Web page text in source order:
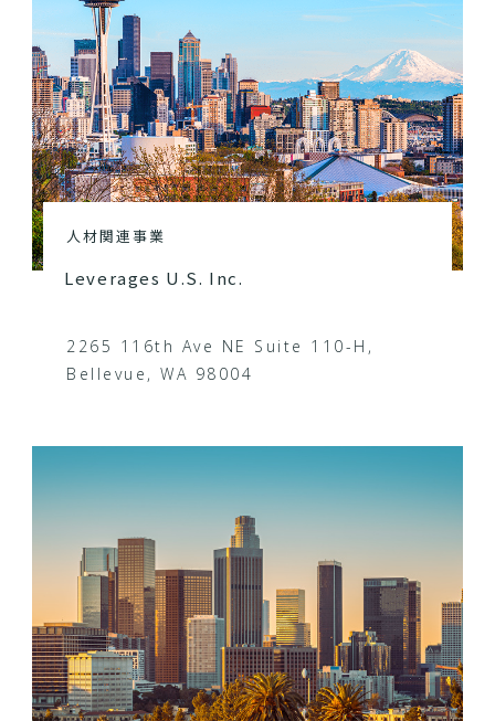
人材関連事業
Leverages U.S. Inc.
2265 116th Ave NE Suite 110-H,
Bellevue, WA 98004